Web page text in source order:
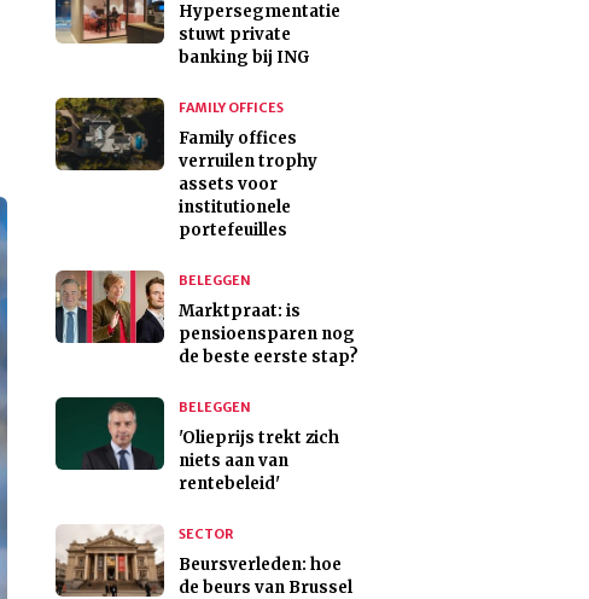
Hypersegmentatie
stuwt private
banking bij ING
FAMILY OFFICES
Family offices
verruilen trophy
assets voor
institutionele
portefeuilles
BELEGGEN
Marktpraat: is
pensioensparen nog
de beste eerste stap?
BELEGGEN
'Olieprijs trekt zich
niets aan van
rentebeleid'
SECTOR
Beursverleden: hoe
de beurs van Brussel